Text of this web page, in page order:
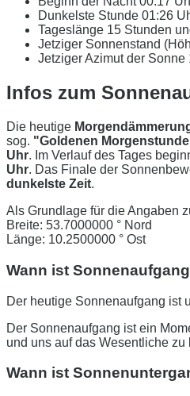
Dunkelste Stunde 01:26
Tageslänge 15 Stunden
Jetziger Sonnenstand
Jetziger Azimut der Sonne
Infos zum
Die heutige
sog. "Goldenen
Uhr. Im Verlauf des Tages
Uhr. Das Finale der
dunkelste Zeit.
Als Grundlage für die Angaben
Breite: 53.7000000 ° Nord
Länge: 10.2500000 ° Ost
Wann ist
Der heutige Sonnenaufgang ist
Der Sonnenaufgang ist ein
und uns auf das Wesentliche zu
Wann ist